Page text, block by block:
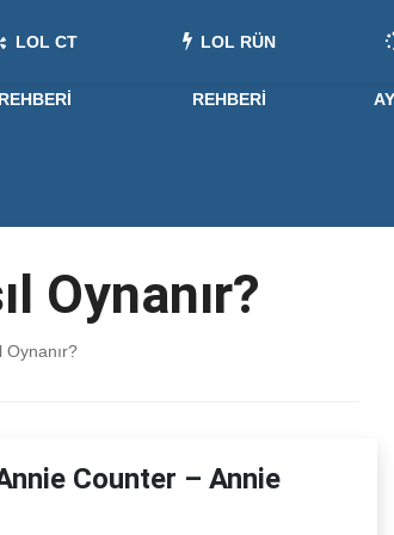
LOL CT
REHBERI
LOL RÜN
REHBERI
Oynanır?
Oynanır?
Counter – Annie